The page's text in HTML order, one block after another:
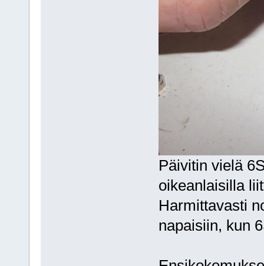
Päivitin vielä
oikeanlaisilla
Harmittavasti
napaisiin, kun